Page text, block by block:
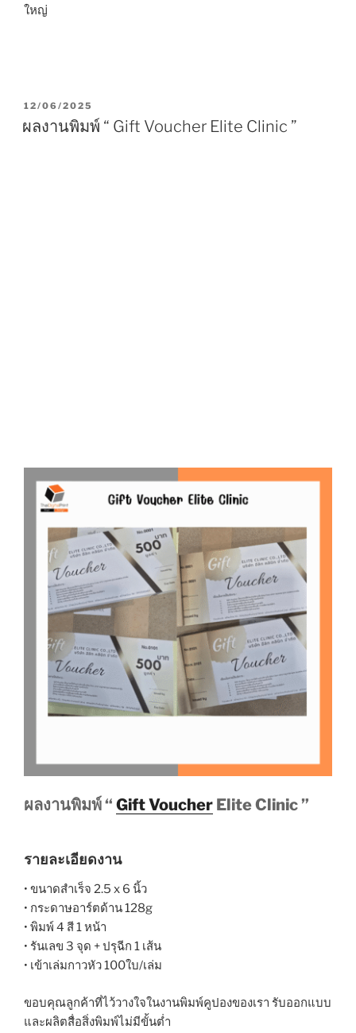
ใหญ่
P
S
12/06/2025
ผลงานพิมพ์ “ Gift Voucher Elite Clinic ”
ผลงานพิมพ์ “ Gift Voucher Elite Clinic ”
รายละเอียดงาน
• ขนาดสำเร็จ 2.5 x 6 นิ้ว
• กระดาษอาร์ตด้าน 128g
• พิมพ์ 4 สี 1 หน้า
• รันเลข 3 จุด + ปรุฉีก 1 เส้น
• เข้าเล่มกาวหัว 100ใบ/เล่ม
ขอบคุณลูกค้าที่ไว้วางใจในงานพิมพ์คูปองของเรา รับออกแบบ
และผลิตสื่อสิ่งพิมพ์ไม่มีขั้นต่ำ